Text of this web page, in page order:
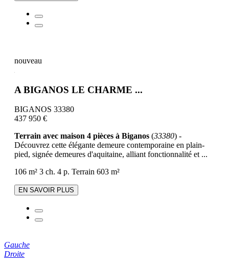
nouveau
A BIGANOS LE CHARME ...
BIGANOS 33380
437 950 €
Terrain avec maison 4 pièces à Biganos (33380) -
Découvrez cette élégante demeure contemporaine en plain-
pied, signée demeures d'aquitaine, alliant fonctionnalité et ...
106 m² 3 ch. 4 p. Terrain 603 m²
EN SAVOIR PLUS
Gauche
Droite